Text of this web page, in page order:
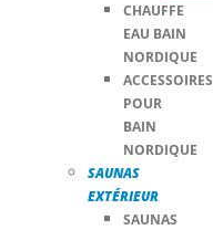
CHAUFFE
EAU BAIN
NORDIQUE
ACCESSOIRES
POUR
BAIN
NORDIQUE
SAUNAS
EXTÉRIEUR
SAUNAS